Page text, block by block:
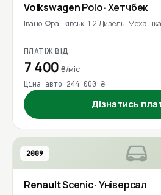
VolkswagenPolo· Хетчбек
Івано-Франківськ 1.2 Дизель Механіка
ПЛАТІЖ ВІД
7 400₴/міс
Ціна авто 244 000 ₴
Дізнатись
2009
RenaultScenic· Універсал